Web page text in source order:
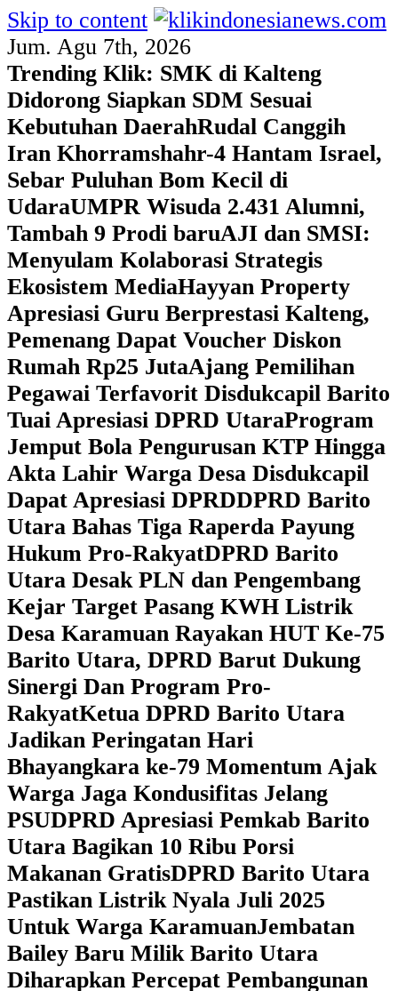
Skip to content
Jum. Agu 7th, 2026
Trending Klik: SMK di Kalteng
Didorong Siapkan SDM Sesuai
Kebutuhan DaerahRudal Canggih
Iran Khorramshahr-4 Hantam Israel,
Sebar Puluhan Bom Kecil di
UdaraUMPR Wisuda 2.431 Alumni,
Tambah 9 Prodi baruAJI dan SMSI:
Menyulam Kolaborasi Strategis
Ekosistem MediaHayyan Property
Apresiasi Guru Berprestasi Kalteng,
Pemenang Dapat Voucher Diskon
Rumah Rp25 JutaAjang Pemilihan
Pegawai Terfavorit Disdukcapil Barito
Tuai Apresiasi DPRD UtaraProgram
Jemput Bola Pengurusan KTP Hingga
Akta Lahir Warga Desa Disdukcapil
Dapat Apresiasi DPRDDPRD Barito
Utara Bahas Tiga Raperda Payung
Hukum Pro-RakyatDPRD Barito
Utara Desak PLN dan Pengembang
Kejar Target Pasang KWH Listrik
Desa Karamuan Rayakan HUT Ke-75
Barito Utara, DPRD Barut Dukung
Sinergi Dan Program Pro-
RakyatKetua DPRD Barito Utara
Jadikan Peringatan Hari
Bhayangkara ke-79 Momentum Ajak
Warga Jaga Kondusifitas Jelang
PSUDPRD Apresiasi Pemkab Barito
Utara Bagikan 10 Ribu Porsi
Makanan GratisDPRD Barito Utara
Pastikan Listrik Nyala Juli 2025
Untuk Warga KaramuanJembatan
Bailey Baru Milik Barito Utara
Diharapkan Percepat Pembangunan